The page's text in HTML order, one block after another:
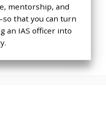
mentorship, and
that you can turn
an IAS officer into